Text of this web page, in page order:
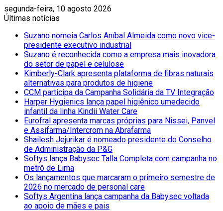
segunda-feira, 10 agosto 2026
Últimas notícias
Suzano nomeia Carlos Aníbal Almeida como novo vice-
presidente executivo industrial
Suzano é reconhecida como a empresa mais inovadora
do setor de papel e celulose
Kimberly-Clark apresenta plataforma de fibras naturais
alternativas para produtos de higiene
CCM participa da Campanha Solidária da TV Integração
Harper Hygienics lança papel higiênico umedecido
infantil da linha Kindii Water Care
Eurofral apresenta marcas próprias para Nissei, Panvel
e Assifarma/Intercrom na Abrafarma
Shailesh Jejurikar é nomeado presidente do Conselho
de Administração da P&G
Softys lança Babysec Talla Completa com campanha no
metrô de Lima
Os lançamentos que marcaram o primeiro semestre de
2026 no mercado de personal care
Softys Argentina lança campanha da Babysec voltada
ao apoio de mães e pais